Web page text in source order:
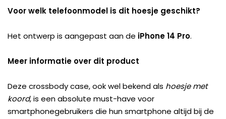
Voor welk telefoonmodel is dit hoesje geschikt?
Het ontwerp is aangepast aan de iPhone 14 Pro.
Meer informatie over dit product
Deze crossbody case, ook wel bekend als hoesje met
koord, is een absolute must-have voor
smartphonegebruikers die hun smartphone altijd bij de